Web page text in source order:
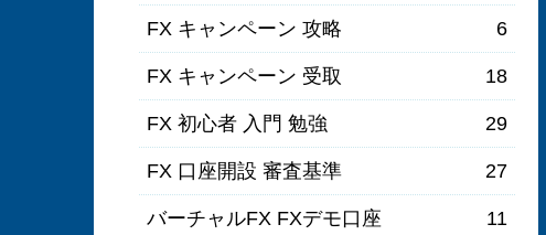
FX キャンペーン 攻略 6
FX キャンペーン 受取 18
FX 初心者 入門 勉強 29
FX 口座開設 審査基準 27
バーチャルFX FXデモ口座 11